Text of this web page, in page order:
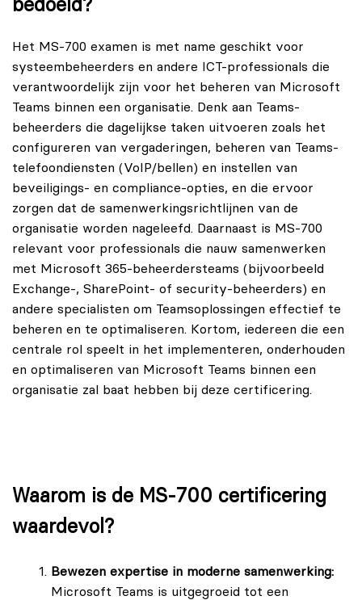
bedoeld?
Het MS-700 examen is met name geschikt voor
systeembeheerders en andere ICT-professionals die
verantwoordelijk zijn voor het beheren van Microsoft
Teams binnen een organisatie. Denk aan Teams-
beheerders die dagelijkse taken uitvoeren zoals het
configureren van vergaderingen, beheren van Teams-
telefoondiensten (VoIP/bellen) en instellen van
beveiligings- en compliance-opties, en die ervoor
zorgen dat de samenwerkingsrichtlijnen van de
organisatie worden nageleefd. Daarnaast is MS-700
relevant voor professionals die nauw samenwerken
met Microsoft 365-beheerdersteams (bijvoorbeeld
Exchange-, SharePoint- of security-beheerders) en
andere specialisten om Teamsoplossingen effectief te
beheren en te optimaliseren. Kortom, iedereen die een
centrale rol speelt in het implementeren, onderhouden
en optimaliseren van Microsoft Teams binnen een
organisatie zal baat hebben bij deze certificering.
Waarom is de MS-700 certificering
waardevol?
Bewezen expertise in moderne samenwerking:
Microsoft Teams is uitgegroeid tot een